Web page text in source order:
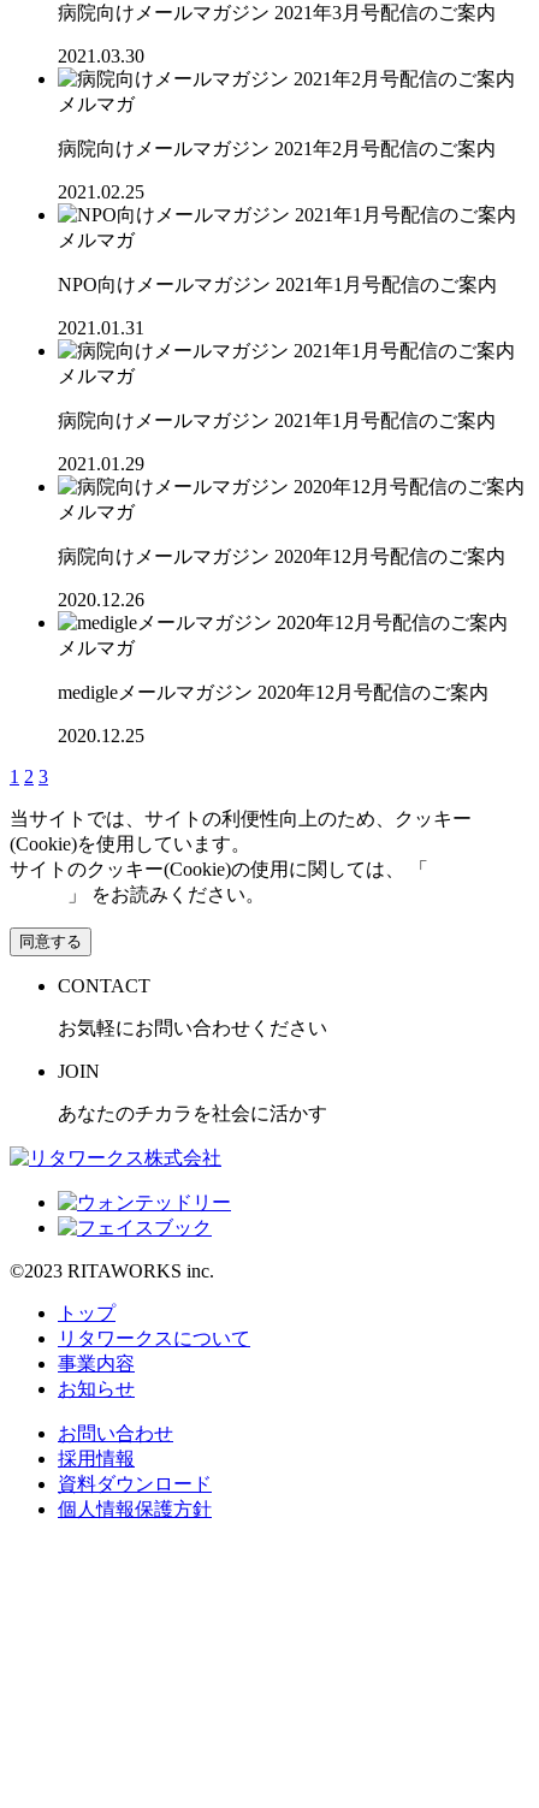
病院向けメールマガジン 2021年3月号配信のご案内
2021.03.30
メルマガ
病院向けメールマガジン 2021年2月号配信のご案内
2021.02.25
メルマガ
NPO向けメールマガジン 2021年1月号配信のご案内
2021.01.31
メルマガ
病院向けメールマガジン 2021年1月号配信のご案内
2021.01.29
メルマガ
病院向けメールマガジン 2020年12月号配信のご案内
2020.12.26
メルマガ
medigleメールマガジン 2020年12月号配信のご案内
2020.12.25
1 2 3
当サイトでは、サイトの利便性向上のため、クッキー
(Cookie)を使用しています。
サイトのクッキー(Cookie)の使用に関しては、 「
」 をお読みください。
同意する
CONTACT
お気軽にお問い合わせください
JOIN
あなたのチカラを社会に活かす
©2023 RITAWORKS inc.
トップ
リタワークスについて
事業内容
お知らせ
お問い合わせ
採用情報
資料ダウンロード
個人情報保護方針